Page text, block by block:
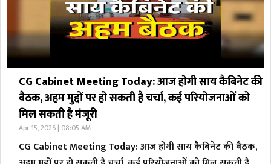
CG Cabinet Meeting Today: आज होगी साय कैबिनेट की
बैठक, अहम मुद्दों पर हो सकती है चर्चा, कई परियोजनाओं को
मिल सकती है मंजूरी
Apr 15, 2026 | 08:05 AM
CG Cabinet Meeting Today: आज होगी साय कैबिनेट की बैठक,